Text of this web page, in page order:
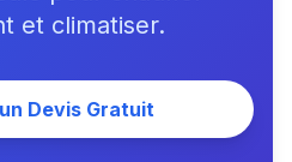
et climatiser.
Devis Gratuit